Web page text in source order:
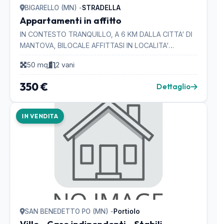
BIGARELLO (MN) -STRADELLA
Appartamenti in affitto
IN CONTESTO TRANQUILLO, A 6 KM DALLA CITTA’ DI
MANTOVA, BILOCALE AFFITTASI IN LOCALITA’
STRADELLA DI BIGARELLO (MANTOVA), COMPOSTO
DI: 1 CAMERA MATR...
50 mq 2 vani
350 € Dettaglio
IN VENDITA
SAN BENEDETTO PO (MN) -Portiolo